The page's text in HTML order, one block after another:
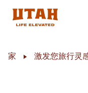
家 激发您旅行灵